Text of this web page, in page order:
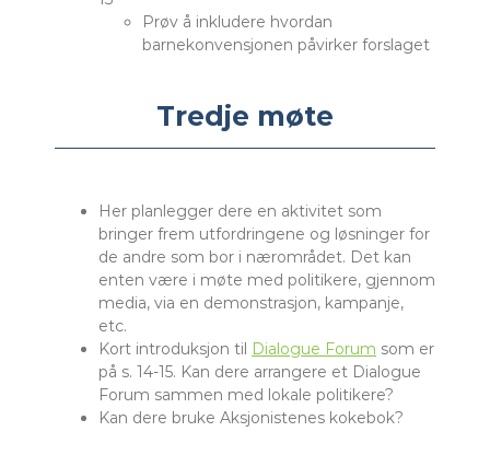
Prøv å inkludere hvordan
barnekonvensjonen påvirker forslaget
Tredje møte
Her planlegger dere en aktivitet som
bringer frem utfordringene og løsninger for
de andre som bor i nærområdet. Det kan
enten være i møte med politikere, gjennom
media, via en demonstrasjon, kampanje,
etc.
Kort introduksjon til Dialogue Forum som er
på s. 14-15. Kan dere arrangere et Dialogue
Forum sammen med lokale politikere?
Kan dere bruke Aksjonistenes kokebok?